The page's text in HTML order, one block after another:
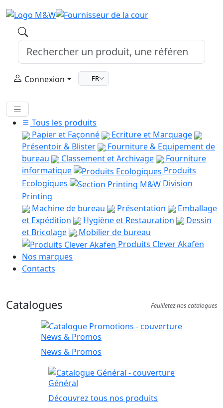
Connexion FR
Tous les produits
Papier et Façonné
Ecriture et Marquage
Présentoir & Blister
Fourniture & Equipement de
bureau
Classement et Archivage
Fourniture
informatique
Produits
Ecologiques
Division
Printing
Machine de bureau
Présentation
Emballage
et Expédition
Hygiène et Restauration
Dessin
et Bricolage
Mobilier de bureau
Produits Clever Akafen
Nos marques
Contacts
Catalogues Feuilletez nos catalogues
News & Promos
News & Promos
Général
Découvrez tous nos produits